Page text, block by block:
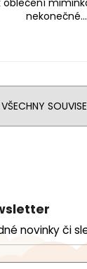
oblečení
nekonečné...
novinky či